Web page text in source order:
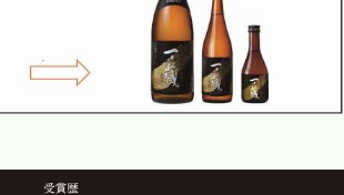
ド純米酒は３種類。
仕込 特別純米酒」、淡麗辛口の「特別
してこの「特別純米酒 超辛口」。
超辛口はこんなお酒
付いていますが、ただただ辛いだけの酒
やすと、なお一層キレが増します。